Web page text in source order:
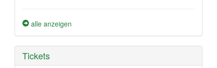
alle anzeigen
Tickets